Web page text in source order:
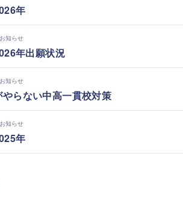
年
お知らせ
年出願状況
お知らせ
らない中高一貫校対策
お知らせ
年